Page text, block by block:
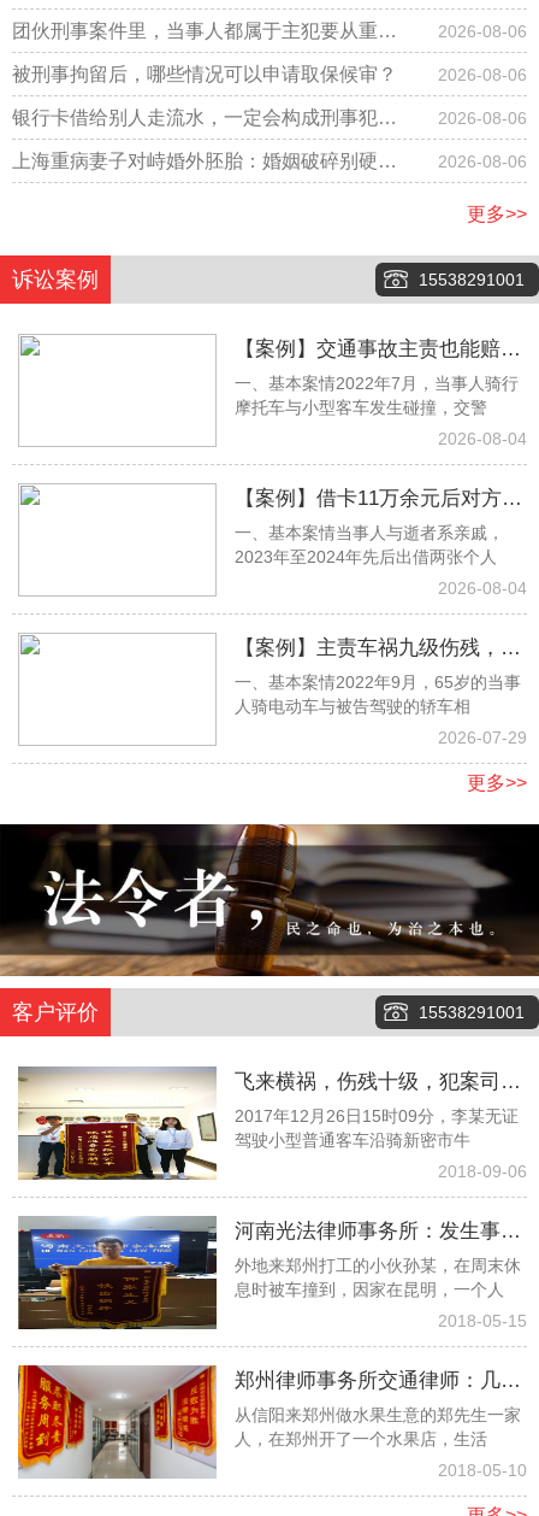
判吗？
团伙刑事案件里，当事人都属于主犯要从重判
刑吗？
2026-08-06
被刑事拘留后，哪些情况可以申请取保候审？ 2026-08-06
银行卡借给别人走流水，一定会构成刑事犯罪
吗？
2026-08-06
上海重病妻子对峙婚外胚胎：婚姻破碎别硬 2026-08-06
更多>>
诉讼案例 15538291001
【案例】交通事故主责也能赔！
梁林静律师调解拿下12万余元赔
一、基本案情2022年7月，当事人骑行
摩托车与小型客车发生碰撞，交警
2026-08-04
【案例】借卡11万余元后对方离
世遭家属拒还，杨思淼律师取证
一、基本案情当事人与逝者系亲戚，
2023年至2024年先后出借两张个人
2026-08-04
【案例】主责车祸九级伤残，张
明月律师当庭抗辩，足额获赔17
一、基本案情2022年9月，65岁的当事
人骑电动车与被告驾驶的轿车相
2026-07-29
更多>>
客户评价 15538291001
飞来横祸，伤残十级，犯案司机
又险逃逸，看看律师团队如何齐
心协力争取１６万元赔偿款
2017年12月26日15时09分，李某无证
驾驶小型普通客车沿骑新密市牛
2018-09-06
河南光法律师事务所：发生事故
孤苦无依委托白爱敏律师终获赔
外地来郑州打工的小伙孙某，在周末休
息时被车撞到，因家在昆明，一个人
2018-05-15
郑州律师事务所交通律师：几经
波折幸遇光法律师终获高额赔偿
从信阳来郑州做水果生意的郑先生一家
人，在郑州开了一个水果店，生活
2018-05-10